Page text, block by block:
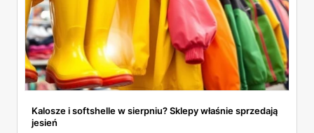
Kalosze i softshelle w sierpniu? Sklepy właśnie sprzedają
jesień